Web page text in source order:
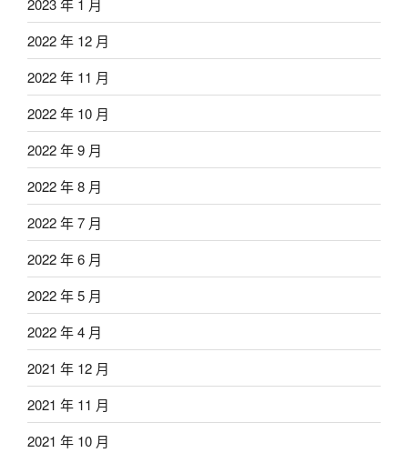
2023 年 1 月
2022 年 12 月
2022 年 11 月
2022 年 10 月
2022 年 9 月
2022 年 8 月
2022 年 7 月
2022 年 6 月
2022 年 5 月
2022 年 4 月
2021 年 12 月
2021 年 11 月
2021 年 10 月